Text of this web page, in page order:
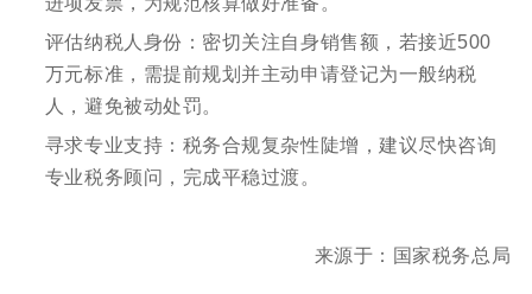
评估纳税人身份：密切关注自身销售额，若接近500
万元标准，需提前规划并主动申请登记为一般纳税
人，避免被动处罚。
寻求专业支持：税务合规复杂性陡增，建议尽快咨询
专业税务顾问，完成平稳过渡。
来源于：国家税务总局